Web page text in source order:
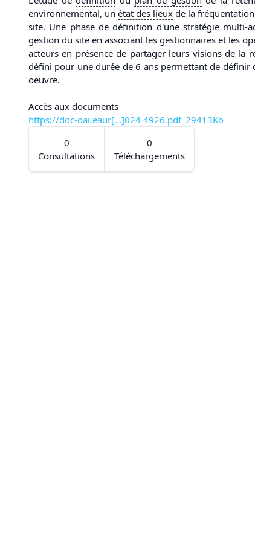
environnemental, unétat des lieux de la
site. Une phase dedéfinition d'une stratégie multi-
gestion du site en associant les gestionnaires et les
acteurs en présence de partager leurs visions de la
défini pour une durée de 6 ans permettant de définir
oeuvre.
Accès aux documents
https://doc-oai.eaur[...]024 4926.pdf_29413Ko
0
Consultations
0
Téléchargements